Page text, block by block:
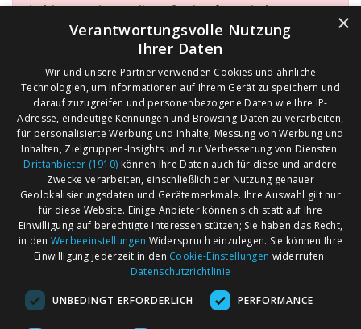
Leider wurden zu Ihrer Suchanfrage keine
Veranstaltungen gefunden!
Suchen Sie alternativ nach Angeboten in anderen
Regionen oder Orten.
Landkreise in Hamburg
Hamburg (124)
AGB
Impressum
Kontakt
Märkte nach Bundesländern
Märkte nach PLZ
Märkte nach Umkreis
Flohmarkt
×
Verantwortungsvolle Nutzung
Ihrer Daten
Wir und unsere Partner verwenden Cookies und ähnliche
Technologien, um Informationen auf Ihrem Gerät zu speichern und
darauf zuzugreifen und personenbezogene Daten wie Ihre IP-
Adresse, eindeutige Kennungen und Browsing-Daten zu verarbeiten,
für personalisierte Werbung und Inhalte, Messung von Werbung und
Inhalten, Zielgruppen-Insights und zur Verbesserung von Diensten.
Drittanbieter (1910) können Ihre Daten auch für diese und andere
Zwecke verarbeiten, einschließlich der Nutzung genauer
Geolokalisierungsdaten und Gerätemerkmale. Ihre Auswahl gilt nur
für diese Website. Einige Anbieter können sich statt auf Ihre
Einwilligung auf berechtigte Interessen stützen; Sie haben das Recht,
in den Werbeeinstellungen Widerspruch einzulegen. Sie können Ihre
Einwilligung jederzeit in den Cookie-Einstellungen widerrufen.
Datenschutzrichtlinie
UNBEDINGT ERFORDERLICH PERFORMANCE